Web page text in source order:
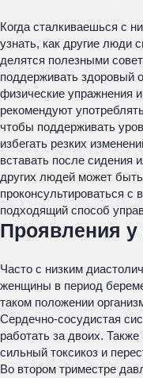
Когда сталкиваешься с
узнать, как другие люди
делятся полезными
поддерживать здоровый
физические упражнения
рекомендуют
чтобы поддерживать
избегать резких
вставать после сидения
других людей может
проконсультироваться с
подходящий способ
Проявления
Часто с низким
женщины в период
таком положении
Сердечно-сосудистая
работать за двоих.
сильный токсикоз и
Во втором триместре